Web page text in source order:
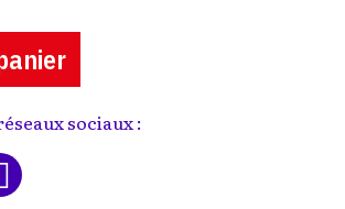
sociaux :